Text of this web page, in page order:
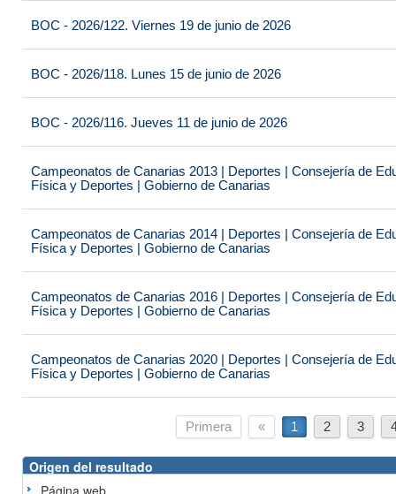
BOC - 2026/122. Viernes 19 de junio de 2026
BOC - 2026/118. Lunes 15 de junio de 2026
BOC - 2026/116. Jueves 11 de junio de 2026
Campeonatos de Canarias 2013 | Deportes | Consejería de
Física y Deportes | Gobierno de Canarias
Campeonatos de Canarias 2014 | Deportes | Consejería de
Física y Deportes | Gobierno de Canarias
Campeonatos de Canarias 2016 | Deportes | Consejería de
Física y Deportes | Gobierno de Canarias
Campeonatos de Canarias 2020 | Deportes | Consejería de
Física y Deportes | Gobierno de Canarias
Primera « 1 2 3
Origen del resultado
Página web